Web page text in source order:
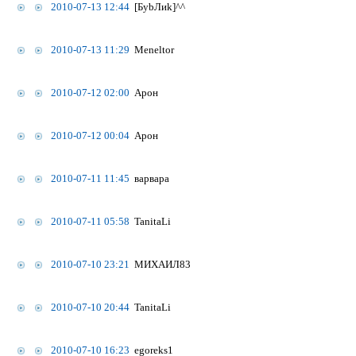
2010-07-13 12:44 [БуbЛиk]^^
2010-07-13 11:29 Meneltоr
2010-07-12 02:00 Арон
2010-07-12 00:04 Арон
2010-07-11 11:45 варвара
2010-07-11 05:58 TanitaLi
2010-07-10 23:21 МИХАИЛ83
2010-07-10 20:44 TanitaLi
2010-07-10 16:23 egoreks1